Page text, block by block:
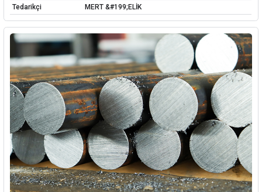
Tedarikçi
MERT &#199;ELİK